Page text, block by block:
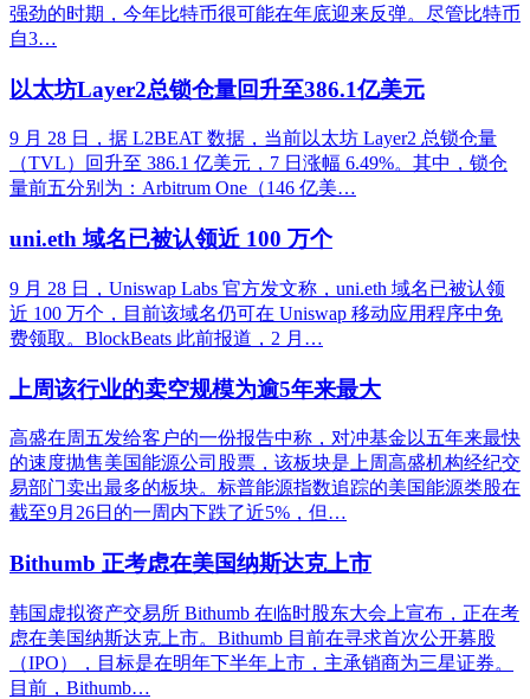
强劲的时期，今年比特币很可能在年底迎来反弹。尽管比特币
自3…
以太坊Layer2总锁仓量回升至386.1亿美元
9 月 28 日，据 L2BEAT 数据，当前以太坊 Layer2 总锁仓量
（TVL）回升至 386.1 亿美元，7 日涨幅 6.49%。其中，锁仓
量前五分别为：Arbitrum One（146 亿美…
uni.eth 域名已被认领近 100 万个
9 月 28 日，Uniswap Labs 官方发文称，uni.eth 域名已被认领
近 100 万个，目前该域名仍可在 Uniswap 移动应用程序中免
费领取。BlockBeats 此前报道，2 月…
上周该行业的卖空规模为逾5年来最大
高盛在周五发给客户的一份报告中称，对冲基金以五年来最快
的速度抛售美国能源公司股票，该板块是上周高盛机构经纪交
易部门卖出最多的板块。标普能源指数追踪的美国能源类股在
截至9月26日的一周内下跌了近5%，但…
Bithumb 正考虑在美国纳斯达克上市
韩国虚拟资产交易所 Bithumb 在临时股东大会上宣布，正在考
虑在美国纳斯达克上市。Bithumb 目前在寻求首次公开募股
（IPO），目标是在明年下半年上市，主承销商为三星证券。
目前，Bithumb…